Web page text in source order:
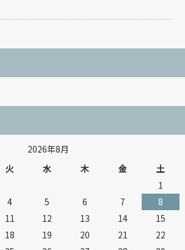
2026年8月
火 水 木 金
土
1
4 5 6 7
8
11 12 13 14
15
18 19 20 21
22